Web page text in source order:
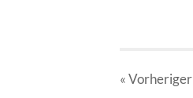
« Vorheriger